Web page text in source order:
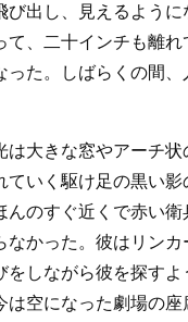
出し、見えるよう
、二十インチも離
た。しばらくの間
大きな窓やアーチ
いく駆け足の黒い
のすぐ近くで赤い
かった。彼はリン
しながら彼を探す
空になった劇場の